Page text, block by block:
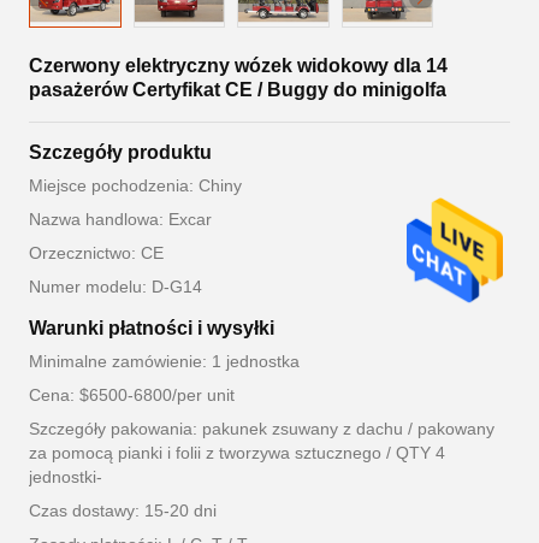
Czerwony elektryczny wózek widokowy dla 14
pasażerów Certyfikat CE / Buggy do minigolfa
Szczegóły produktu
Miejsce pochodzenia: Chiny
Nazwa handlowa: Excar
Orzecznictwo: CE
Numer modelu: D-G14
Warunki płatności i wysyłki
Minimalne zamówienie: 1 jednostka
Cena: $6500-6800/per unit
Szczegóły pakowania: pakunek zsuwany z dachu / pakowany
za pomocą pianki i folii z tworzywa sztucznego / QTY 4
jednostki-
Czas dostawy: 15-20 dni